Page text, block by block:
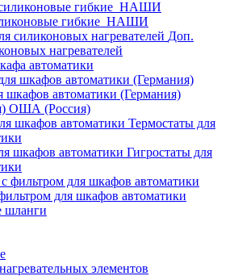
гибкие_НАШИ
Доп.
нагревателей
автоматики
шкафов автоматики (Германия)
ОША (Россия)
Термостаты для
Гигростаты для
для шкафов автоматики
шланги
элементов